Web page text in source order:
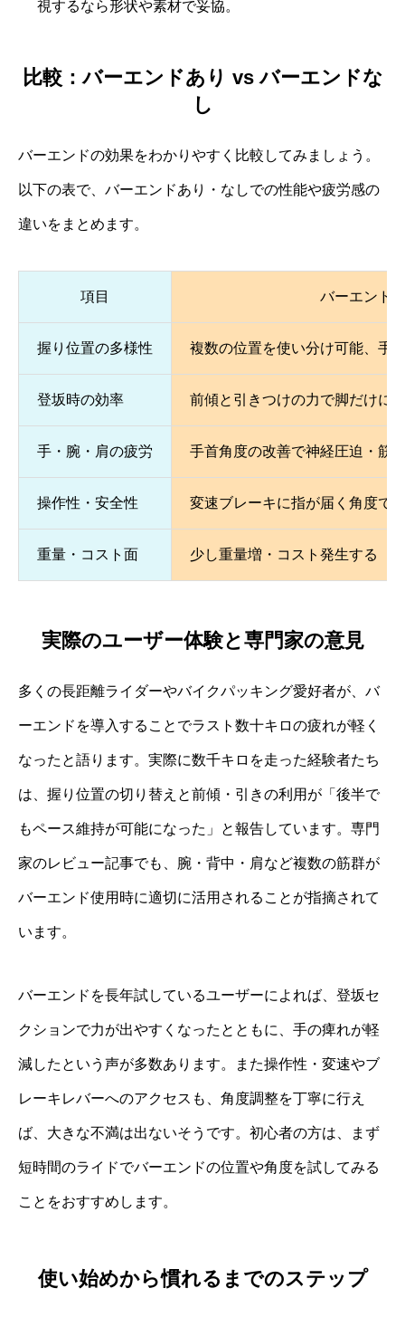
視するなら形状や素材で妥協。
比較：バーエンドあり vs バーエンドな
し
バーエンドの効果をわかりやすく比較してみましょう。
以下の表で、バーエンドあり・なしでの性能や疲労感の
違いをまとめます。
項目 バーエンド
握り位置の多様性 複数の位置を使い分け可能、手
登坂時の効率 前傾と引きつけの力で脚だけに
手・腕・肩の疲労 手首角度の改善で神経圧迫・筋
操作性・安全性 変速ブレーキに指が届く角度で
重量・コスト面 少し重量増・コスト発生する
実際のユーザー体験と専門家の意見
多くの長距離ライダーやバイクパッキング愛好者が、バ
ーエンドを導入することでラスト数十キロの疲れが軽く
なったと語ります。実際に数千キロを走った経験者たち
は、握り位置の切り替えと前傾・引きの利用が「後半で
もペース維持が可能になった」と報告しています。専門
家のレビュー記事でも、腕・背中・肩など複数の筋群が
バーエンド使用時に適切に活用されることが指摘されて
います。
バーエンドを長年試しているユーザーによれば、登坂セ
クションで力が出やすくなったとともに、手の痺れが軽
減したという声が多数あります。また操作性・変速やブ
レーキレバーへのアクセスも、角度調整を丁寧に行え
ば、大きな不満は出ないそうです。初心者の方は、まず
短時間のライドでバーエンドの位置や角度を試してみる
ことをおすすめします。
使い始めから慣れるまでのステップ